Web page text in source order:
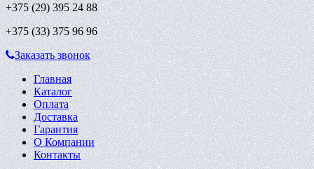
+375 (29)395 24 88
+375 (33)375 96 96
Заказать звонок
Главная
Каталог
Оплата
Доставка
Гарантия
О Компании
Контакты